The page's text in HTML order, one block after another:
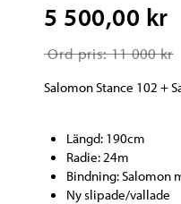
5 500,00 kr
Ord pris: 11 000 kr
Salomon Stance 102 +
Längd: 190cm
Radie: 24m
Bindning: Salomon
Ny slipade/vallade